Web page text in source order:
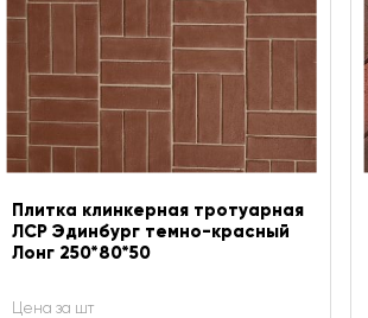
Плитка клинкерная тротуарная
ЛСР Эдинбург темно-красный
Лонг 250*80*50
Цена за шт